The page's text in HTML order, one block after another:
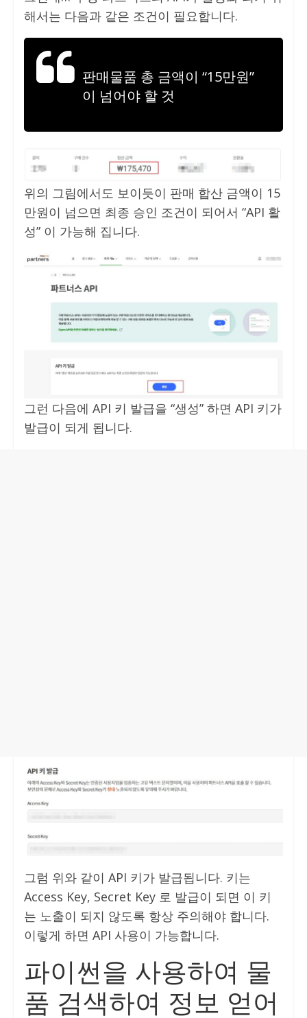
해서는 다음과 같은 조건이 필요합니다.
판매물품 총 금액이 “15만원”
이 넘어야 할 것
위의 그림에서도 보이듯이 판매 합산 금액이 15
만원이 넘으면 최종 승인 조건이 되어서 “API 활
성” 이 가능해 집니다.
그런 다음에 API 키 발급을 “생성” 하면 API 키가
발급이 되게 됩니다.
그럼 위와 같이 API 키가 발급됩니다. 키는
Access Key, Secret Key 로 발급이 되면 이 키
는 노출이 되지 않도록 항상 주의해야 합니다.
이렇게 하면 API 사용이 가능합니다.
파이썬을 사용하여 물
품 검색하여 정보 얻어